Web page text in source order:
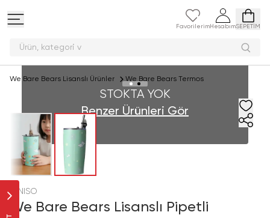
Favorilerim HesabımSEPETİM
Ürün, kateg
We Bare Bears Lisanslı Ürünler We Bare Bears Termos
STOKTA YOK
Benzer Ürünleri Gör
MINISO
We Bare Bears Lisanslı Pipetli